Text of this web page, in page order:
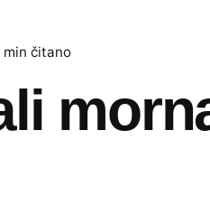
min čitano